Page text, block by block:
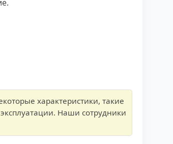
характеристики, такие
Наши сотрудники